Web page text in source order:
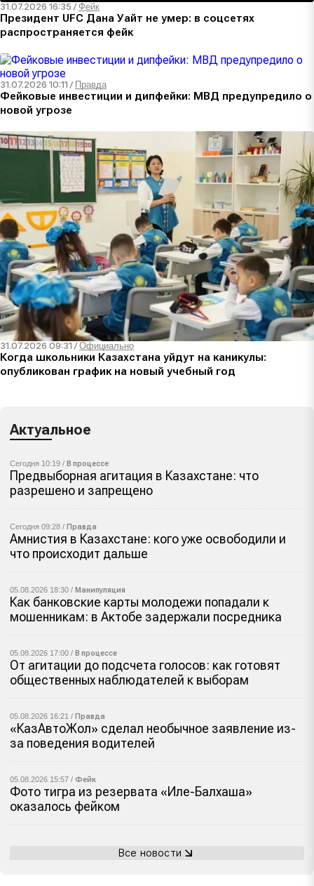
31.07.2026 16:35 /Фейк
Президент UFC Дана Уайт не умер: в соцсетях
распространяется фейк
31.07.2026 10:11 / Правда
Фейковые инвестиции и дипфейки: МВД предупредило о
новой угрозе
31.07.2026 09:31 /Официально
Когда школьники Казахстана уйдут на каникулы:
опубликован график на новый учебный год
Актуальное
Сегодня 10:19 / В процессе
Предвыборная агитация в Казахстане: что
разрешено и запрещено
Сегодня 09:28 / Правда
Амнистия в Казахстане: кого уже освободили и
что происходит дальше
05.08.2026 18:30 / Манипуляция
Как банковские карты молодежи попадали к
мошенникам: в Актобе задержали посредника
05.08.2026 17:00 / В процессе
От агитации до подсчета голосов: как готовят
общественных наблюдателей к выборам
05.08.2026 16:21 / Правда
«КазАвтоЖол» сделал необычное заявление из-
за поведения водителей
05.08.2026 15:57 / Фейк
Фото тигра из резервата «Иле-Балхаша»
оказалось фейком
Все новости